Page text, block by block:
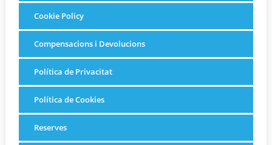
Cookie Policy
Compensacions i Devolucions
Política de Privacitat
Política de Cookies
Reserves